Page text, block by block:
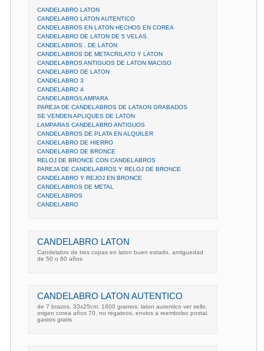
CANDELABRO LATON
CANDELABRO LATON AUTENTICO
CANDELABROS EN LATON HECHOS EN COREA
CANDELABRO DE LATON DE 5 VELAS.
CANDELABROS . DE LATON
CANDELABROS DE METACRILATO Y LATON
CANDELABROS ANTIGUOS DE LATON MACISO
CANDELABRO DE LATON
CANDELABRO 3
CANDELABRO 4
CANDELABRO/LAMPARA
PAREJA DE CANDELABROS DE LATAON GRABADOS
SE VENDEN APLIQUES DE LATON
LAMPARAS CANDELABRO ANTIGUOS
CANDELABROS DE PLATA EN ALQUILER
CANDELABRO DE HIERRO
CANDELABRO DE BRONCE
RELOJ DE BRONCE CON CANDELABROS
PAREJA DE CANDELABROS Y RELOJ DE BRONCE
CANDELABRO Y REJOJ EN BRONCE
CANDELABROS DE METAL
CANDELABROS
CANDELABRO
CANDELABRO LATON
Candelabro de tres copas en laton buen estado, antiguedad
de 50 o 60 años
CANDELABRO LATON AUTENTICO
de 7 brazos. 33x25cm. 1600 gramos. laton autentico ver sello.
origen corea años 70. no regateos. envios a reembolso postal.
gastos gratis